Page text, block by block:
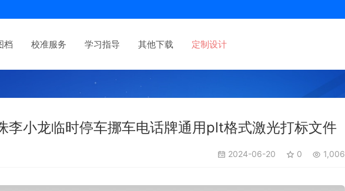
档 校准服务 学习指导 其他下载 定制设计
李小龙临时停车挪车电话牌通用plt格式激光打标文件
2024-06-20 0 1,006